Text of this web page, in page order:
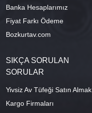
Banka Hesaplarımız
Fiyat Farkı Ödeme
Bozkurtav.com
SIKÇA SORULAN
SORULAR
Yivsiz Av Tüfeği Satın Almak
Kargo Firmaları